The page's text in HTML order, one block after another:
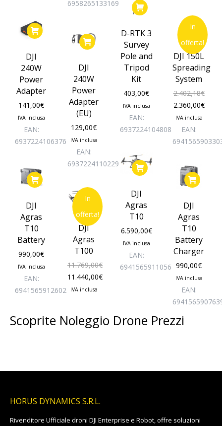
1.650,00€.6958265133169
D-RTK 3
Survey
Pole and
Tripod
Kit
403,00€
IVA inclusa
EAN:
6937224104808
In
offerta!
DJI 150L
Spreading
System
2.402,18€
Il
prezzo
originale
era:
2.360,00€Il
è:
IVA inclusa
EAN:
DJI
240W
Power
Adapter
141,00€
IVA inclusa
EAN:
6937224106376
DJI
240W
Power
Adapter
(EU)
129,00€
IVA inclusa
EAN:
6937224110229
DJI
Agras
T10
6.590,00€
IVA inclusa
EAN:
6941565911056
DJI
Agras
T10
Battery
990,00€
IVA inclusa
EAN:
6941565912602
DJI
Agras
T10
Battery
Charger
990,00€
IVA inclusa
EAN:
In
offerta!
DJI
Agras
T100
11.769,00€
Il
prezzo
11.769,00€.
11.440,00€
Il
è:
IVA inclusa
Scoprite Noleggio Drone Prezzi
HORUS DYNAMICS S.R.L.
Rivenditore Ufficiale droni DJI Enterprise e Robot, offre soluzioni